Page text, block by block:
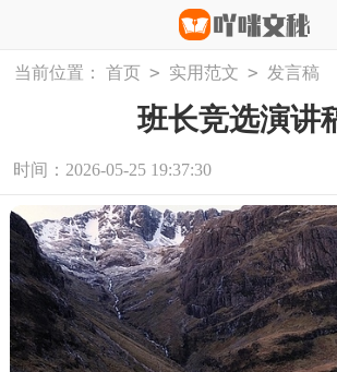
当前位置： 首页 > 实用范文 > 发言稿
班长竞选演讲
时间：2026-05-25 19:37:30